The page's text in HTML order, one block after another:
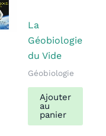
La
Géobiologie
du Vide
Géobiologie
Ajouter
au
panier